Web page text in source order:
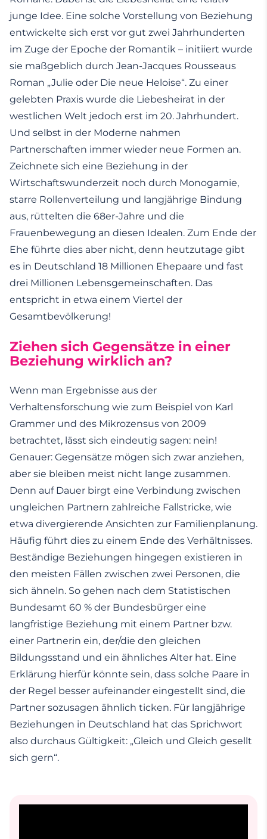
junge Idee. Eine solche Vorstellung von Beziehung
entwickelte sich erst vor gut zwei Jahrhunderten
im Zuge der Epoche der Romantik – initiiert wurde
sie maßgeblich durch Jean-Jacques Rousseaus
Roman „Julie oder Die neue Heloise“. Zu einer
gelebten Praxis wurde die Liebesheirat in der
westlichen Welt jedoch erst im 20. Jahrhundert.
Und selbst in der Moderne nahmen
Partnerschaften immer wieder neue Formen an.
Zeichnete sich eine Beziehung in der
Wirtschaftswunderzeit noch durch Monogamie,
starre Rollenverteilung und langjährige Bindung
aus, rüttelten die 68er-Jahre und die
Frauenbewegung an diesen Idealen. Zum Ende der
Ehe führte dies aber nicht, denn heutzutage gibt
es in Deutschland 18 Millionen Ehepaare und fast
drei Millionen Lebensgemeinschaften. Das
entspricht in etwa einem Viertel der
Gesamtbevölkerung!
Ziehen sich Gegensätze in einer
Beziehung wirklich an?
Wenn man Ergebnisse aus der
Verhaltensforschung wie zum Beispiel von Karl
Grammer und des Mikrozensus von 2009
betrachtet, lässt sich eindeutig sagen: nein!
Genauer: Gegensätze mögen sich zwar anziehen,
aber sie bleiben meist nicht lange zusammen.
Denn auf Dauer birgt eine Verbindung zwischen
ungleichen Partnern zahlreiche Fallstricke, wie
etwa divergierende Ansichten zur Familienplanung.
Häufig führt dies zu einem Ende des Verhältnisses.
Beständige Beziehungen hingegen existieren in
den meisten Fällen zwischen zwei Personen, die
sich ähneln. So gehen nach dem Statistischen
Bundesamt 60 % der Bundesbürger eine
langfristige Beziehung mit einem Partner bzw.
einer Partnerin ein, der/die den gleichen
Bildungsstand und ein ähnliches Alter hat. Eine
Erklärung hierfür könnte sein, dass solche Paare in
der Regel besser aufeinander eingestellt sind, die
Partner sozusagen ähnlich ticken. Für langjährige
Beziehungen in Deutschland hat das Sprichwort
also durchaus Gültigkeit: „Gleich und Gleich gesellt
sich gern“.